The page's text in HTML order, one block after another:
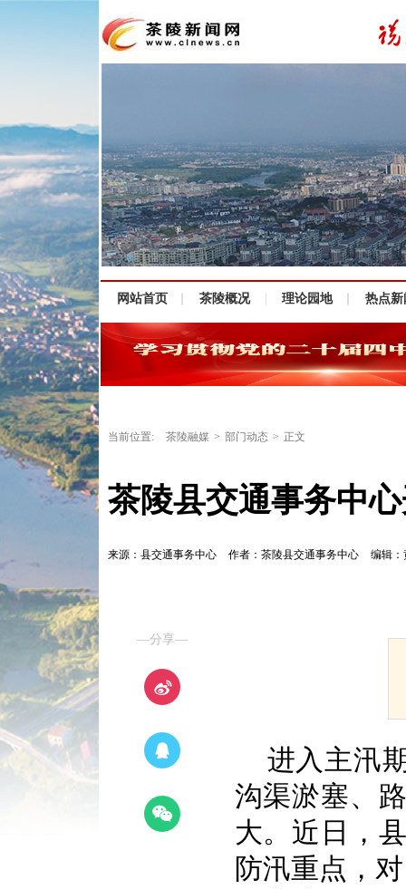
网站首页 茶陵概况 理论园地 热点新
当前位置: 茶陵融媒 > 部门动态 > 正文
茶陵县交通事务中
来源：县交通事务中心 作者：茶陵县交通事务中心 编辑
—分享—
进入主汛
沟渠淤塞、
大。近日，
防汛重点，